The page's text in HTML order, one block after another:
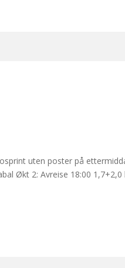
uten poster på
Økt 2: Avreise 18:00 1,7+2,0